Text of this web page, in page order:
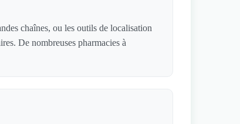
chaînes, ou les outils de localisation
De nombreuses pharmacies à